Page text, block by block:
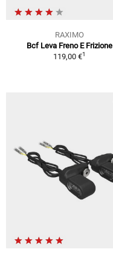
RAXIMO
Bcf Leva Freno E Frizione
119,00 €1